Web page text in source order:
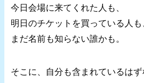
今日会場に来てくれた人も、
明日のチケットを買っている人も
まだ名前も知らない誰かも。
そこに、自分も含まれているはず